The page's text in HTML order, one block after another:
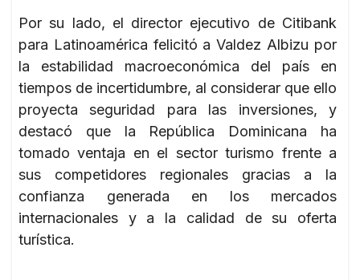
Por su lado, el director ejecutivo de Citibank
para Latinoamérica felicitó a Valdez Albizu por
la estabilidad macroeconómica del país en
tiempos de incertidumbre, al considerar que ello
proyecta seguridad para las inversiones, y
destacó que la República Dominicana ha
tomado ventaja en el sector turismo frente a
sus competidores regionales gracias a la
confianza generada en los mercados
internacionales y a la calidad de su oferta
turística.